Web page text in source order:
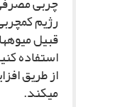
رژیم
قبیل
استفاده
از طریق
مى‏کند.